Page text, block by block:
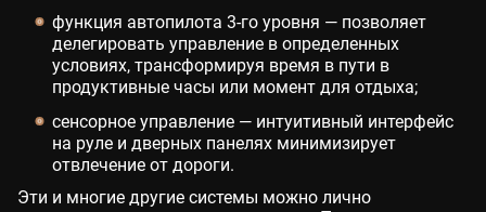
функция автопилота 3-го уровня — позволяет
делегировать управление в определенных
условиях, трансформируя время в пути в
продуктивные часы или момент для отдыха;
сенсорное управление — интуитивный интерфейс
на руле и дверных панелях минимизирует
отвлечение от дороги.
Эти и многие другие системы можно лично